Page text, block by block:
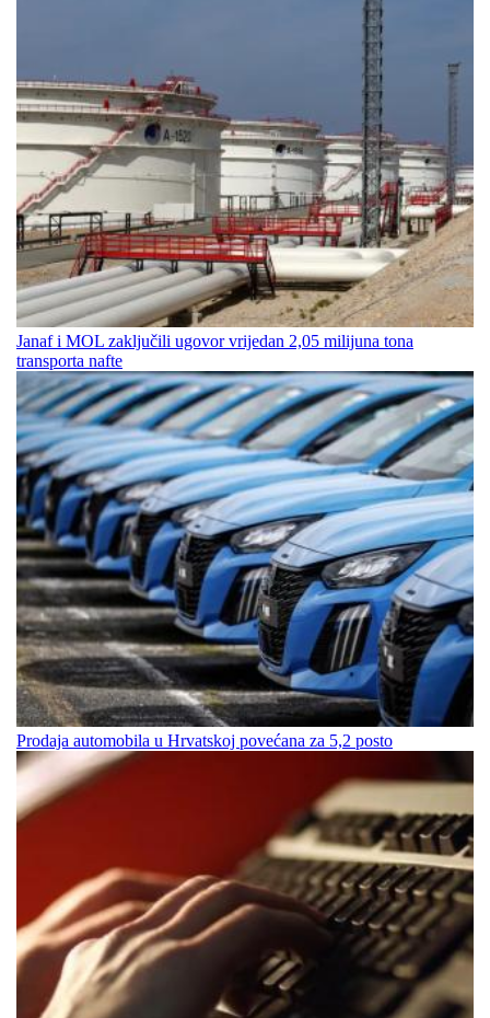
Janaf i MOL zaključili ugovor vrijedan 2,05 milijuna tona
transporta nafte
Prodaja automobila u Hrvatskoj povećana za 5,2 posto